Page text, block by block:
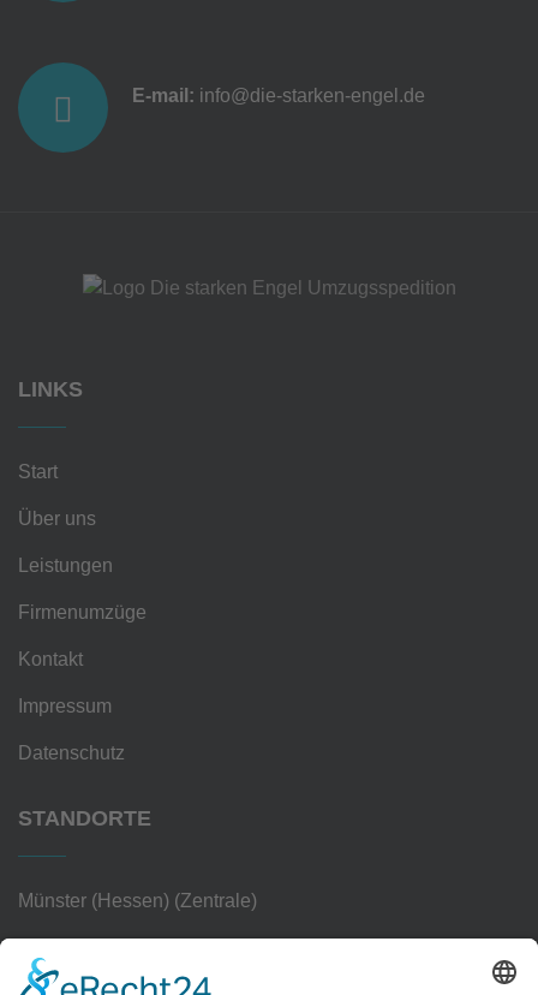
E-mail: info@die-starken-engel.de
LINKS
Start
Über uns
Leistungen
Firmenumzüge
Kontakt
Impressum
Datenschutz
STANDORTE
Münster (Hessen) (Zentrale)